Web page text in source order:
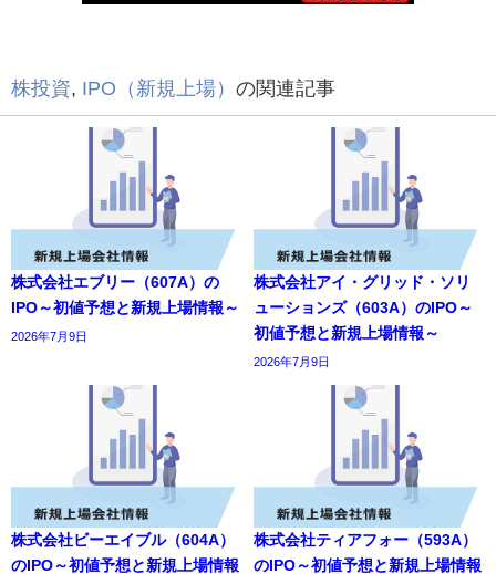
株投資 IPO（新規上場） の関連記事
株式会社エブリー（607A）の
IPO～初値予想と新規上場情報～
2026年7月9日
株式会社アイ・グリッド・ソリ
ューションズ（603A）のIPO～
初値予想と新規上場情報～
2026年7月9日
株式会社ビーエイブル（604A）
のIPO～初値予想と新規上場情報
株式会社ティアフォー（593A）
のIPO～初値予想と新規上場情報